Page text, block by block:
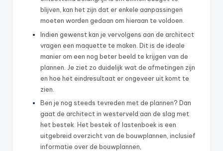
blijven, kan het zijn dat er enkele aanpassingen
moeten worden gedaan om hieraan te voldoen.
Indien gewenst kan je vervolgens aan de architect
vragen een maquette te maken. Dit is de ideale
manier om een nog beter beeld te krijgen van de
plannen. Je ziet zo duidelijk wat de afmetingen zijn
en hoe het eindresultaat er ongeveer uit komt te
zien.
Ben je nog steeds tevreden met de plannen? Dan
gaat de architect in westerveld aan de slag met
het bestek. Het bestek of lastenboek is een
uitgebreid overzicht van de bouwplannen, inclusief
informatie over de bouwplannen,